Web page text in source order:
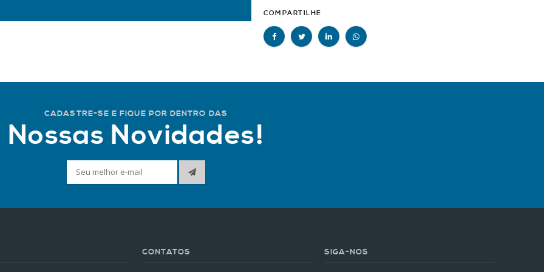
COMPARTILHE
CADASTRE-SE E FIQUE POR DENTRO DAS
Nossas Novidades!
CONTATOS SIGA-NOS